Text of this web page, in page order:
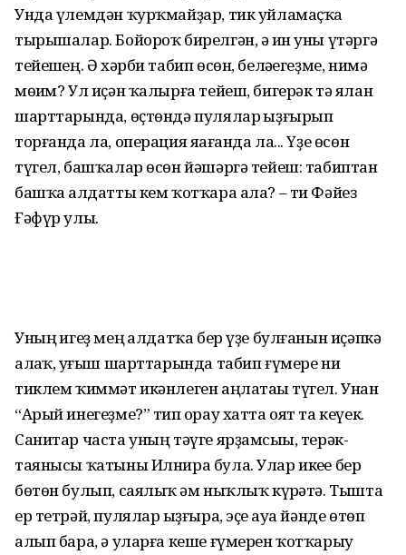
Унда үлемдән ҡурҡмайҙар, тик уйла­маҫҡа
тырышалар. Бойо­роҡ бирелгән, ә һин уны үтәргә
те­йешһең. Ә хәрби табип өсөн, беләһегеҙме, нимә
мөһим? Ул иҫән ҡалырға тейеш, бигерәк тә ялан
шарттарында, өҫтөндә пулялар һыҙғырып
торғанда ла, операция яһағанда ла... Үҙе өсөн
түгел, башҡалар өсөн йәшәргә тейеш: табиптан
башҡа һал­датты кем ҡотҡара ала? – ти Фәйез
Ғәфүр улы.
Уның һигеҙ мең һалдатҡа бер үҙе булғанын иҫәпкә
алһаҡ, һуғыш шарттарында табип ғүмере ни
тиклем ҡиммәт икәнлеген аңлатаһы түгел. Унан
“Арый инегеҙме?” тип һорау хатта оят та кеүек.
Санитар час­та уның тәүге ярҙам­сыһы, терәк-
таянысы ҡатыны Илнира була. Улар икеһе бер
бөтөн булып, саялыҡ һәм ныҡлыҡ күрһәтә. Тышта
ер тетрәй, пулялар һыҙғыра, эҫе һауа йәнде өтөп
алып бара, ә уларға кеше ғүмерен ҡотҡарыу